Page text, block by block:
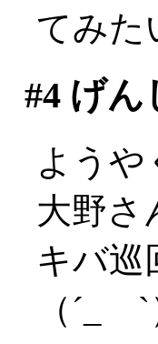
てみた
#4げん
ようや
大野さ
キバ巡
（´_ゝ`